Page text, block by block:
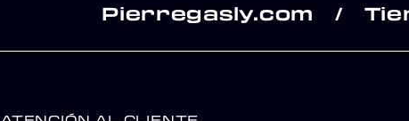
Pierregasly.com /